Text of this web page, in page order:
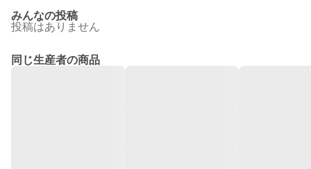
みんなの投稿
投稿はありません
同じ生産者の商品